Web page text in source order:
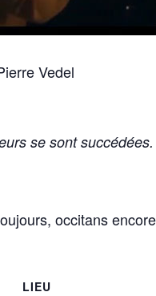
Vedel
se sont
occitans
LIEU